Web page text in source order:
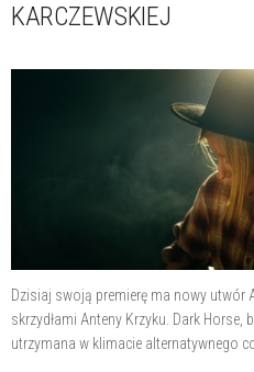
KARCZEWSKIEJ
Dzisiaj swoją premierę ma nowy utwór
skrzydłami Anteny Krzyku. Dark
utrzymana w klimacie alternatywnego